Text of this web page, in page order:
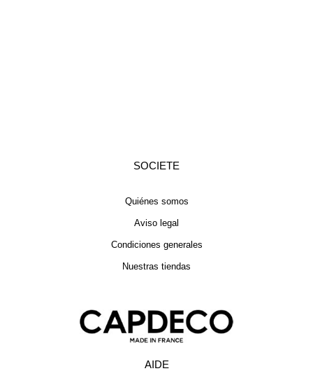
SOCIETE
Quiénes somos
Aviso legal
Condiciones generales
Nuestras tiendas
AIDE